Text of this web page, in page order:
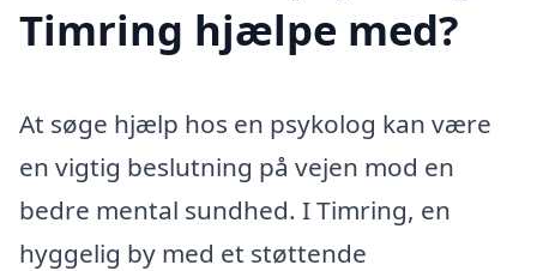
Timring hjælpe med?
At søge hjælp hos en psykolog kan være
en vigtig beslutning på vejen mod en
bedre mental sundhed. I Timring, en
hyggelig by med et støttende